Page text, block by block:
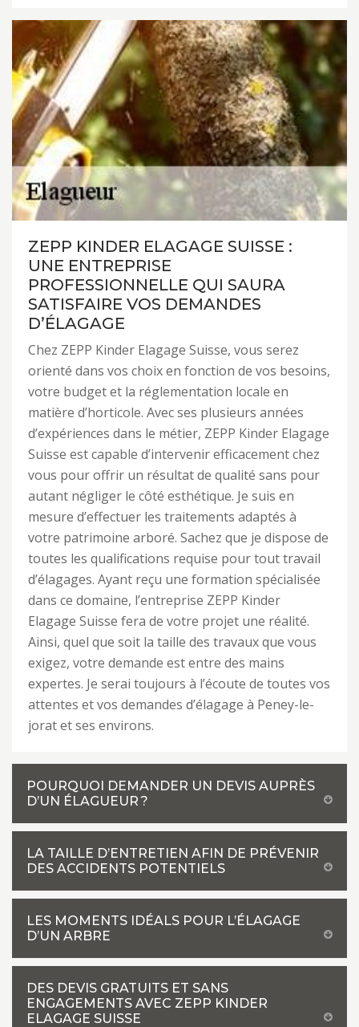
ZEPP KINDER ELAGAGE SUISSE :
UNE ENTREPRISE
PROFESSIONNELLE QUI SAURA
SATISFAIRE VOS DEMANDES
D’ÉLAGAGE
Chez ZEPP Kinder Elagage Suisse, vous serez
orienté dans vos choix en fonction de vos besoins,
votre budget et la réglementation locale en
matière d’horticole. Avec ses plusieurs années
d’expériences dans le métier, ZEPP Kinder Elagage
Suisse est capable d’intervenir efficacement chez
vous pour offrir un résultat de qualité sans pour
autant négliger le côté esthétique. Je suis en
mesure d’effectuer les traitements adaptés à
votre patrimoine arboré. Sachez que je dispose de
toutes les qualifications requise pour tout travail
d’élagages. Ayant reçu une formation spécialisée
dans ce domaine, l’entreprise ZEPP Kinder
Elagage Suisse fera de votre projet une réalité.
Ainsi, quel que soit la taille des travaux que vous
exigez, votre demande est entre des mains
expertes. Je serai toujours à l’écoute de toutes vos
attentes et vos demandes d’élagage à Peney-le-
jorat et ses environs.
POURQUOI DEMANDER UN DEVIS AUPRÈS
D’UN ÉLAGUEUR ?
LA TAILLE D’ENTRETIEN AFIN DE PRÉVENIR
DES ACCIDENTS POTENTIELS
LES MOMENTS IDÉALS POUR L’ÉLAGAGE
D’UN ARBRE
DES DEVIS GRATUITS ET SANS
ENGAGEMENTS AVEC ZEPP KINDER
ELAGAGE SUISSE